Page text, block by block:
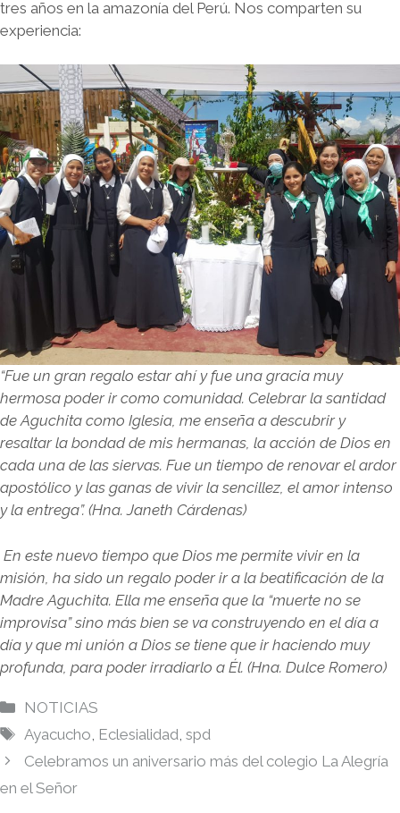
tres años en la amazonía del Perú. Nos comparten su
experiencia:
“Fue un gran regalo estar ahí y fue una gracia muy
hermosa poder ir como comunidad. Celebrar la santidad
de Aguchita como Iglesia, me enseña a descubrir y
resaltar la bondad de mis hermanas, la acción de Dios en
cada una de las siervas. Fue un tiempo de renovar el ardor
apostólico y las ganas de vivir la sencillez, el amor intenso
y la entrega”. (Hna. Janeth Cárdenas)
En este nuevo tiempo que Dios me permite vivir en la
misión, ha sido un regalo poder ir a la beatificación de la
Madre Aguchita. Ella me enseña que la “muerte no se
improvisa” sino más bien se va construyendo en el día a
día y que mi unión a Dios se tiene que ir haciendo muy
profunda, para poder irradiarlo a Él. (Hna. Dulce Romero)
Categorías
NOTICIAS
Etiquetas
Ayacucho Eclesialidad ,spd
Celebramos un aniversario más del colegio La Alegría
en el Señor